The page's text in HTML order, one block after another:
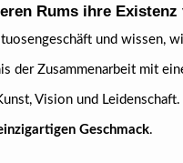
Rums ihre Existenz
und wissen,
der Zusammenarbeit mit
Vision und
Geschmack.